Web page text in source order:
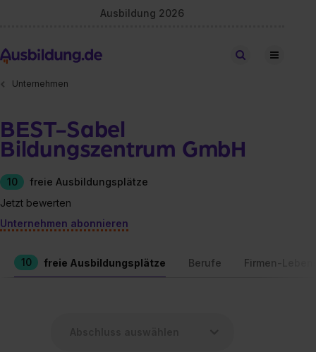
Ausbildung 2026
Stellen finden
Unternehmen
BEST-Sabel
Bildungszentrum GmbH
10
freie Ausbildungsplätze
Jetzt bewerten
Unternehmen abonnieren
10 freie Ausbildungsplätze Berufe Firmen-